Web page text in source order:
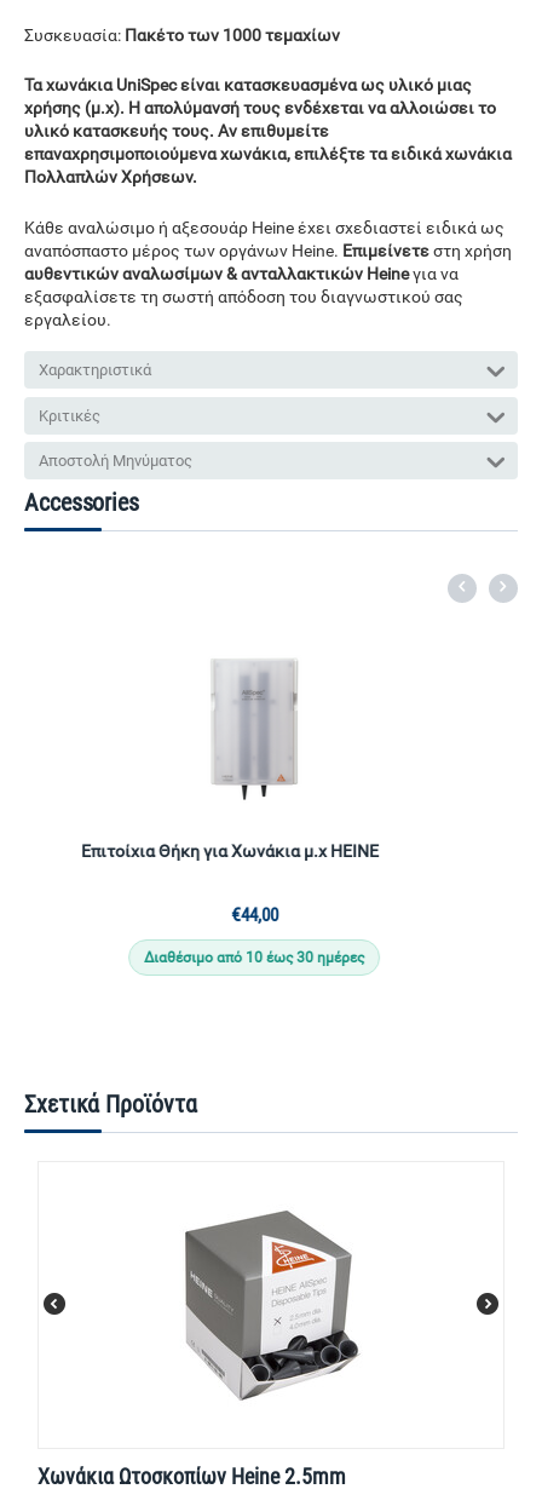
Συσκευασία: Πακέτο των 1000 τεμαχίων
Τα χωνάκια UniSpec είναι κατασκευασμένα ως υλικό μιας
χρήσης (μ.χ). Η απολύμανσή τους ενδέχεται να αλλοιώσει το
υλικό κατασκευής τους. Αν επιθυμείτε
επαναχρησιμοποιούμενα χωνάκια, επιλέξτε τα ειδικά χωνάκια
Πολλαπλών Χρήσεων.
Κάθε αναλώσιμο ή αξεσουάρ Heine έχει σχεδιαστεί ειδικά ως
αναπόσπαστο μέρος των οργάνων Heine. Επιμείνετεστη χρήση
αυθεντικών αναλωσίμων & ανταλλακτικών Heineγια να
εξασφαλίσετε τη σωστή απόδοση του διαγνωστικού σας
εργαλείου.
Χαρακτηριστικά
Κριτικές
Αποστολή Μηνύματος
Accessories
Επιτοίχια Θήκη για Χωνάκια μ.χ HEINE
€44,00
Διαθέσιμο από 10 έως 30 ημέρες
Σχετικά Προϊόντα
Χωνάκια Ωτοσκοπίων Heine 2.5mm